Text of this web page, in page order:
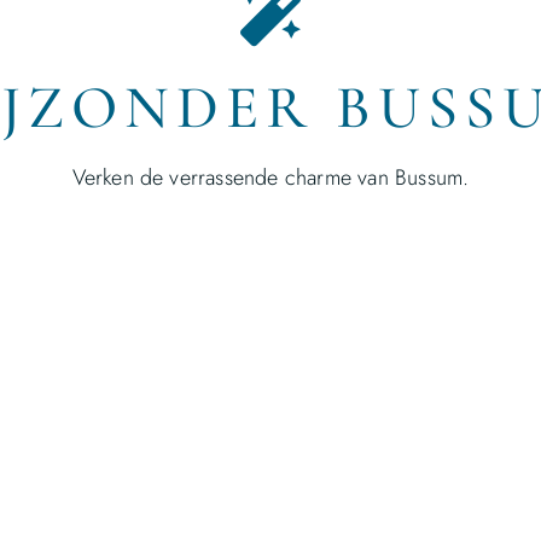
Verken de verrassende charme van Bussum.